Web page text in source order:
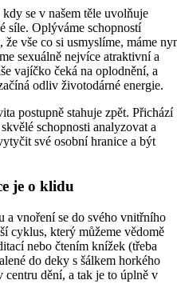
se v našem těle uvolňuje
síle. Oplýváme schopností
vše co si usmyslíme, máme
sexuálně nejvíce atraktivní a
vajíčko čeká na oplodnění, a
odliv životodárné energie.
postupně stahuje zpět. Přichází
schopnosti analyzovat a
své osobní hranice a být
je o klidu
a vnoření se do svého vnitřního
cyklus, který můžeme vědomě
nebo čtením knížek (třeba
do deky s šálkem horkého
dění, a tak je to úplně v